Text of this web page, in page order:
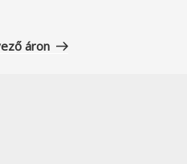
áron